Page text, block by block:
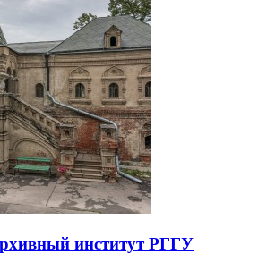
институт РГГУ